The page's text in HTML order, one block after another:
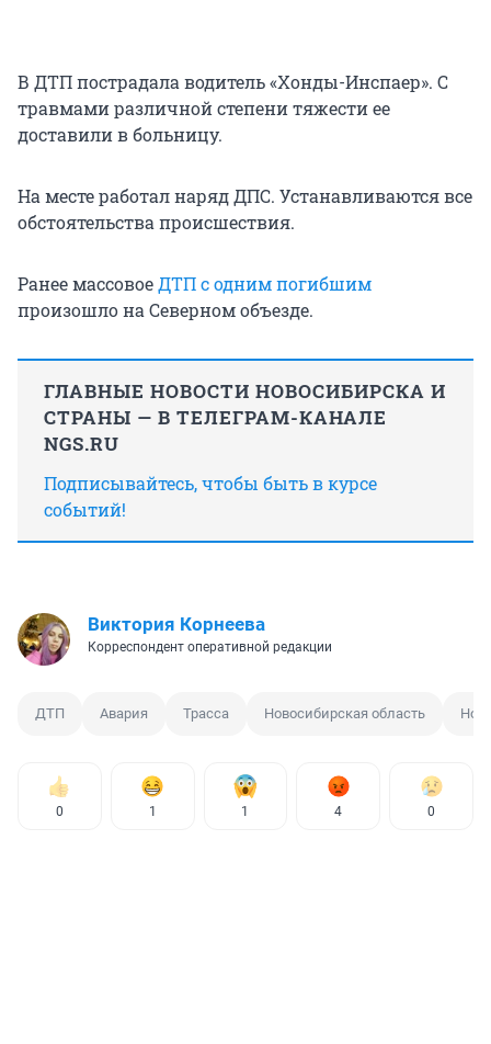
В ДТП пострадала водитель «Хонды-Инспаер». С
травмами различной степени тяжести ее
доставили в больницу.
На месте работал наряд ДПС. Устанавливаются все
обстоятельства происшествия.
Ранее массовоеДТП с одним погибшим
произошло на Северном объезде.
ГЛАВНЫЕ НОВОСТИ НОВОСИБИРСКА И
СТРАНЫ — В ТЕЛЕГРАМ-КАНАЛЕ
NGS.RU
Подписывайтесь, чтобы быть в курсе
событий!
Виктория Корнеева
Корреспондент оперативной редакции
ДТП Авария Трасса Новосибирская область
0 1 1 4 0